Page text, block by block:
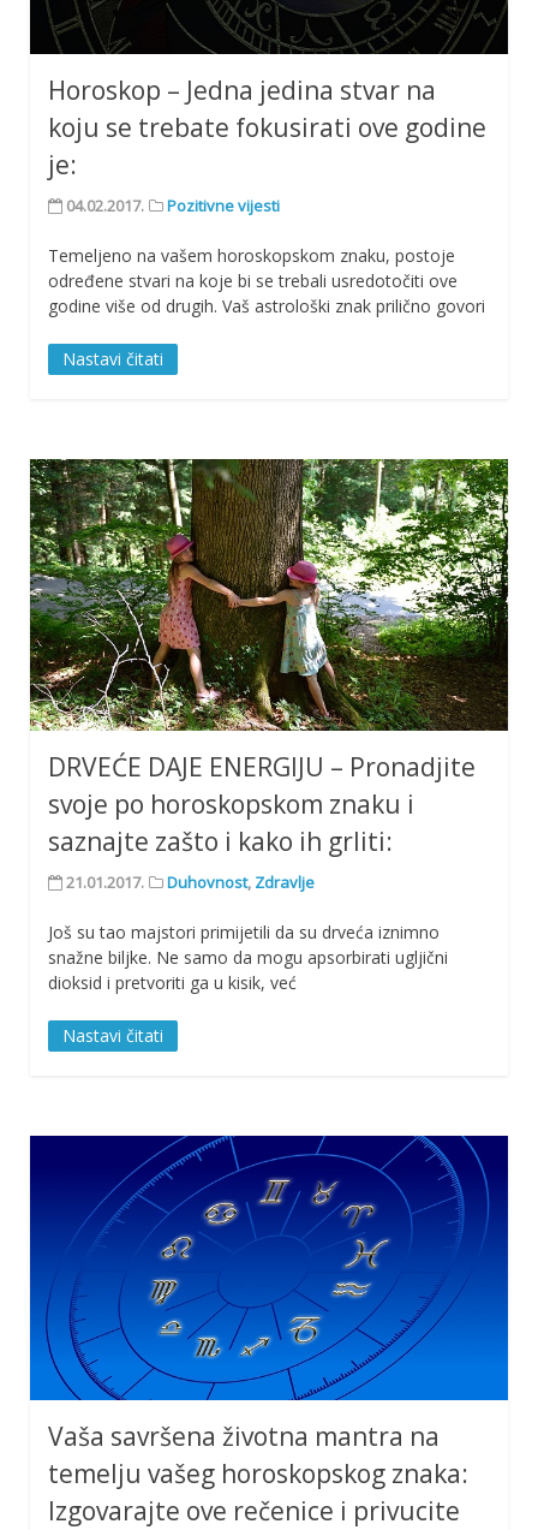
Horoskop – Jedna jedina stvar na
koju se trebate fokusirati ove godine
je:
04.02.2017. Pozitivne vijesti
Temeljeno na vašem horoskopskom znaku, postoje
određene stvari na koje bi se trebali usredotočiti ove
godine više od drugih. Vaš astrološki znak prilično govori
Nastavi čitati
DRVEĆE DAJE ENERGIJU – Pronadjite
svoje po horoskopskom znaku i
saznajte zašto i kako ih grliti:
21.01.2017. Duhovnost, Zdravlje
Još su tao majstori primijetili da su drveća iznimno
snažne biljke. Ne samo da mogu apsorbirati ugljični
dioksid i pretvoriti ga u kisik, već
Nastavi čitati
Vaša savršena životna mantra na
temelju vašeg horoskopskog znaka:
Izgovarajte ove rečenice i privucite